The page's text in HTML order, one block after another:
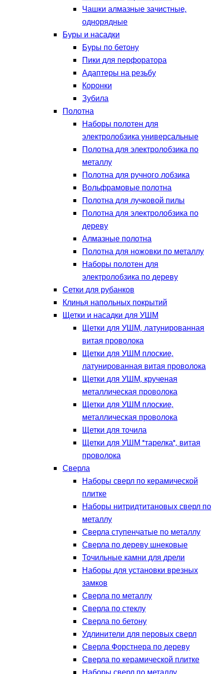
Чашки алмазные зачистные,
однорядные
Буры и насадки
Буры по бетону
Пики для перфоратора
Адаптеры на резьбу
Коронки
Зубила
Полотна
Наборы полотен для
электролобзика универсальные
Полотна для электролобзика по
металлу
Полотна для ручного лобзика
Вольфрамовые полотна
Полотна для лучковой пилы
Полотна для электролобзика по
дереву
Алмазные полотна
Полотна для ножовки по металлу
Наборы полотен для
электролобзика по дереву
Сетки для рубанков
Клинья напольных покрытий
Щетки и насадки для УШМ
Щетки для УШМ, латунированная
витая проволока
Щетки для УШМ плоские,
латунированная витая проволока
Щетки для УШМ, крученая
металлическая проволока
Щетки для УШМ плоские,
металлическая проволока
Щетки для точила
Щетки для УШМ "тарелка", витая
проволока
Сверла
Наборы сверл по керамической
плитке
Наборы нитридтитановых сверл по
металлу
Сверла ступенчатые по металлу
Сверла по дереву шнековые
Точильные камни для дрели
Наборы для установки врезных
замков
Сверла по металлу
Сверла по стеклу
Сверла по бетону
Удлинители для перовых сверл
Сверла Форстнера по дереву
Сверла по керамической плитке